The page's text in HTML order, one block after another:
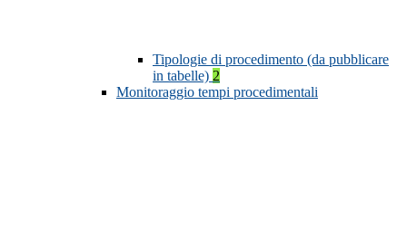
Tipologie di procedimento (da pubblicare
in tabelle) 2
Monitoraggio tempi procedimentali